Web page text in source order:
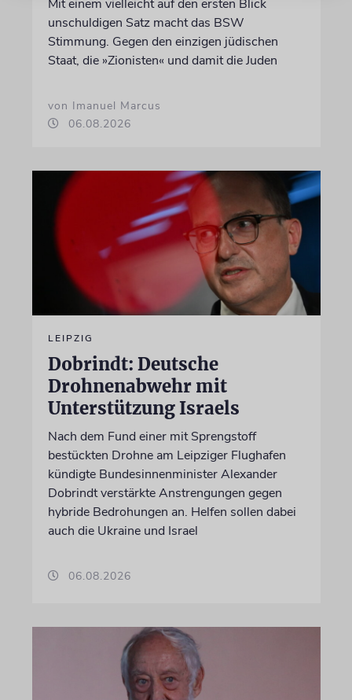
Mit einem vielleicht auf den ersten Blick
unschuldigen Satz macht das BSW
Stimmung. Gegen den einzigen jüdischen
Staat, die »Zionisten« und damit die Juden
von Imanuel Marcus
06.08.2026
LEIPZIG
Dobrindt: Deutsche
Drohnenabwehr mit
Unterstützung Israels
Nach dem Fund einer mit Sprengstoff
bestückten Drohne am Leipziger Flughafen
kündigte Bundesinnenminister Alexander
Dobrindt verstärkte Anstrengungen gegen
hybride Bedrohungen an. Helfen sollen dabei
auch die Ukraine und Israel
06.08.2026